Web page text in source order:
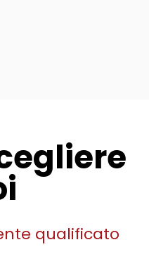
qualificato